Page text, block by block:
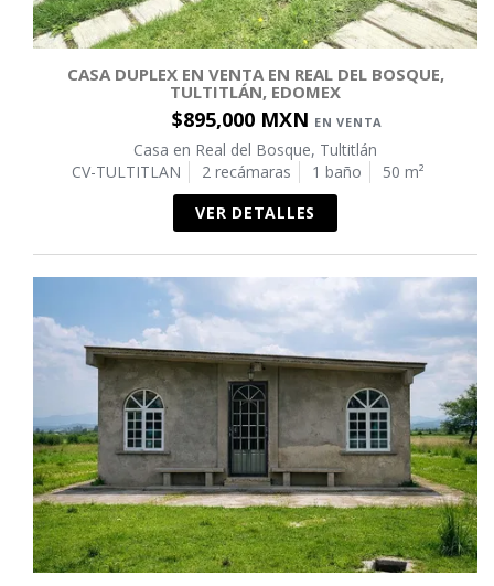
CASA DUPLEX EN VENTA EN REAL DEL BOSQUE,
TULTITLÁN, EDOMEX
$895,000 MXN EN VENTA
Casa en Real del Bosque, Tultitlán
CV-TULTITLAN
2 recámaras 1 baño
50 m²
VER DETALLES